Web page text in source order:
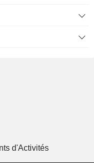
d'Activités